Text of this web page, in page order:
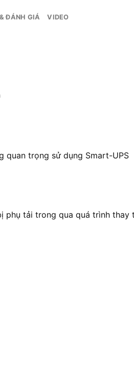
ĐÁNH GIÁ VIDEO
trọng sử dụng Smart-UPS
phụ tải trong qua quá trình thay